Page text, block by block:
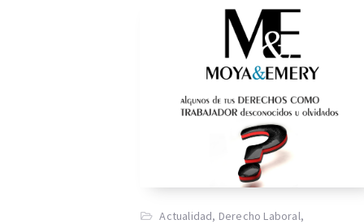
Actualidad, Derecho Laboral,